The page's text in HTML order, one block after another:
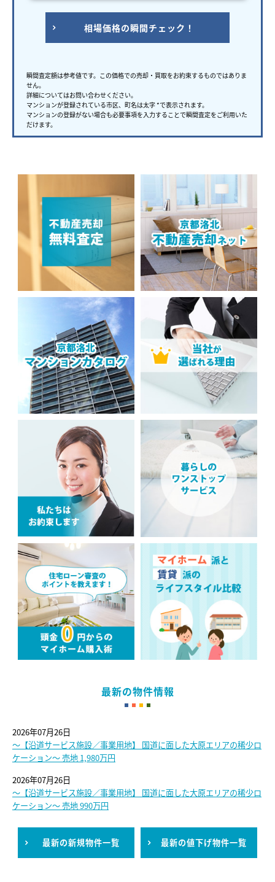
相場価格の瞬間チェック！
瞬間査定額は参考値です。この価格での売却・買取をお約束するものではありま
せん。
詳細についてはお問い合わせください。
マンションが登録されている市区、町名は太字 *で表示されます。
マンションの登録がない場合も必要事項を入力することで瞬間査定をご利用いた
だけます。
最新の物件情報
2026年07月26日
～【沿道サービス施設／事業用地】 国道に面した大原エリアの稀少ロ
ケーション～ 売地 1,980万円
2026年07月26日
～【沿道サービス施設／事業用地】 国道に面した大原エリアの稀少ロ
ケーション～ 売地 990万円
最新の新規物件一覧 最新の値下げ物件一覧